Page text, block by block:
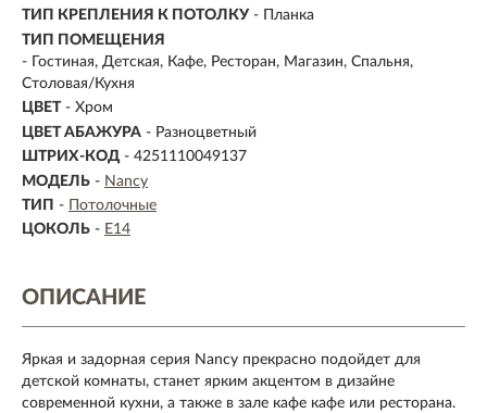
ТИП КРЕПЛЕНИЯ К ПОТОЛКУ - Планка
ТИП ПОМЕЩЕНИЯ
- Гостиная, Детская, Кафе, Ресторан, Магазин, Спальня,
Столовая/Кухня
ЦВЕТ - Хром
ЦВЕТ АБАЖУРА - Разноцветный
ШТРИХ-КОД - 4251110049137
МОДЕЛЬ - Nancy
ТИП -
Потолочные
ЦОКОЛЬ - E14
ОПИСАНИЕ
Яркая и задорная серия Nancy прекрасно подойдет для
детской комнаты, станет ярким акцентом в дизайне
современной кухни, а также в зале кафе кафе или ресторана.